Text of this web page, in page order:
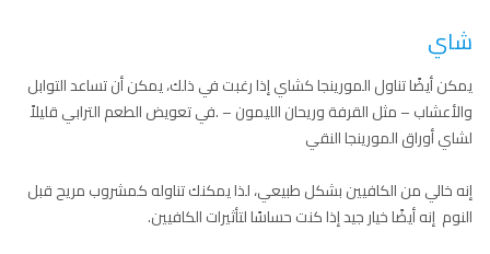
شاي
يمكن أيضًا تناول المورينجا كشاي إذا رغبت في ذلك، يمكن أن تساعد التوابل
والأعشاب – مثل القرفة وريحان الليمون – .في تعويض الطعم الترابي قليلاً
لشاي أوراق المورينجا النقي
إنه خالي من الكافيين بشكل طبيعي، لذا يمكنك تناوله كمشروب مريح قبل
النوم إنه أيضًا خيار جيد إذا كنت حساسًا لتأثيرات الكافيين.